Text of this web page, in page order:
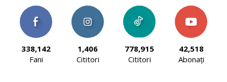
338,142
Fani
1,406
Cititori
778,915
Cititori
42,518
Abonați